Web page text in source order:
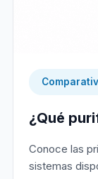
¿Qué
Conoce las
sistemas